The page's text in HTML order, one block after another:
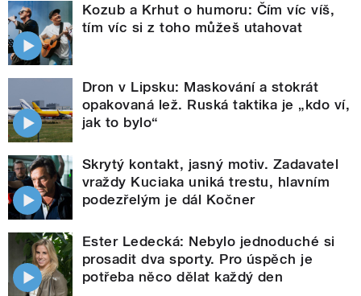
Kozub a Krhut o humoru: Čím víc víš,
tím víc si z toho můžeš utahovat
Dron v Lipsku: Maskování a stokrát
opakovaná lež. Ruská taktika je „kdo ví,
jak to bylo“
Skrytý kontakt, jasný motiv. Zadavatel
vraždy Kuciaka uniká trestu, hlavním
podezřelým je dál Kočner
Ester Ledecká: Nebylo jednoduché si
prosadit dva sporty. Pro úspěch je
potřeba něco dělat každý den